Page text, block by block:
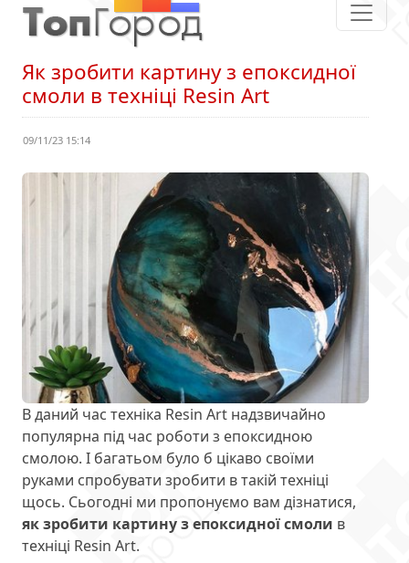
Як зробити картину з епоксидної
смоли в техніці Resin Art
09/11/23 15:14
В даний час техніка Resin Art надзвичайно
популярна під час роботи з епоксидною
смолою. І багатьом було б цікаво своїми
руками спробувати зробити в такій техніці
щось. Сьогодні ми пропонуємо вам дізнатися,
як зробити картину з епоксидної смоли в
техніці Resin Art.